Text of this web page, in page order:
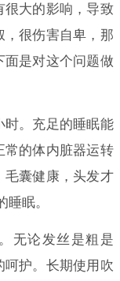
很大的影响，导致
很伤害自卑，那
是对这个问题做
时。充足的睡眠能
常的体内脏器运转
毛囊健康，头发才
眠。
无论发丝是粗是
护。长期使用吹